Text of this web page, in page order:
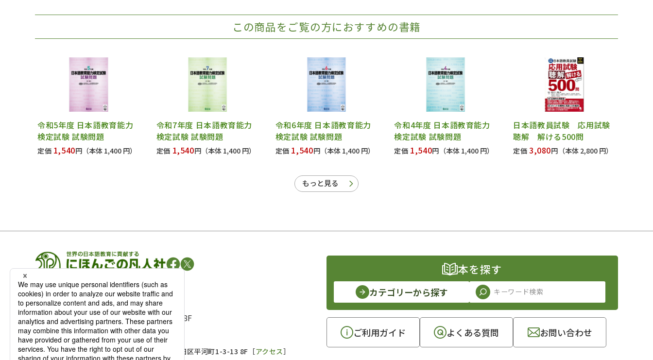
この商品をご覧の方におすすめの書籍
令和5年度 日本語教育能力
検定試験 試験問題
定価 1,540円 （本体 1,400 円）
令和7年度 日本語教育能力
検定試験 試験問題
定価 1,540円 （本体 1,400 円）
令和6年度 日本語教育能力
検定試験 試験問題
定価 1,540円 （本体 1,400 円）
令和4年度 日本語教育能力
検定試験 試験問題
定価 1,540円 （本体 1,400 円）
日本語教員試験 応用試験
聴解 解ける500問
定価 3,080円 （本体 2,800 円）
もっと見る
凡人社の出版情報
〒102-0093 東京都千代田区平河町 1-3-13 8F
TEL：03-3263-3959／FAX：03-3263-3116
〒102-0093 東京都千代田区平河町1-3-13 8F［アクセス］
本を探す
カテゴリーから探す
ご利用ガイド よくある質問 お問い合わせ